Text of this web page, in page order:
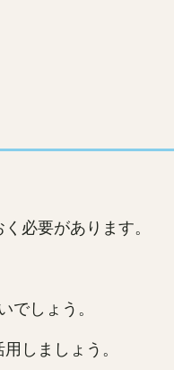
必要があります。
しょう。
しましょう。